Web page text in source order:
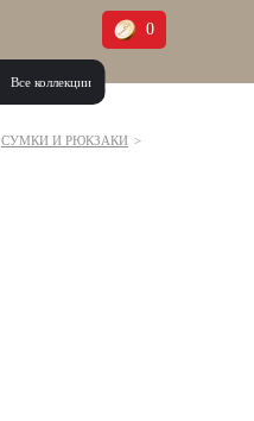
Все коллекции
0
СУМКИ И РЮКЗАКИ >